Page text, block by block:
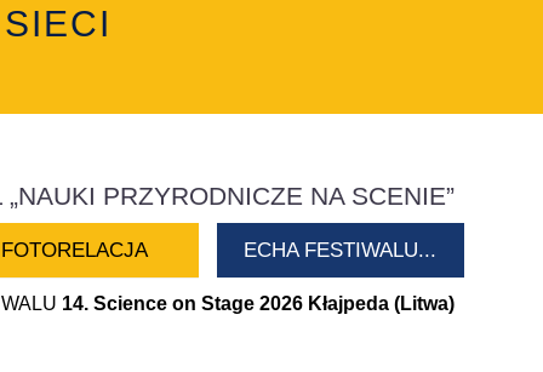
PRZYRODNICZE NA SCENIE”
ECHA FESTIWALU...
FOTORELACJA
14. Science on Stage 2026 Kłajpeda (Litwa)